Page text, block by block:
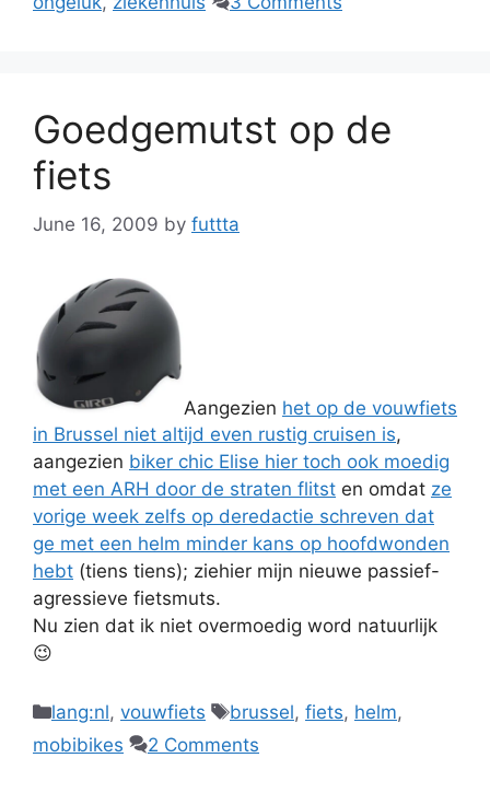
Goedgemutst op de
fiets
June 16, 2009 by futtta
Aangezien het op de vouwfiets
in Brussel niet altijd even rustig cruisen is,
aangezien biker chic Elise hier toch ook moedig
met een ARH door de straten flitst en omdat ze
vorige week zelfs op deredactie schreven dat
ge met een helm minder kans op hoofdwonden
hebt (tiens tiens); ziehier mijn nieuwe passief-
agressieve fietsmuts.
Nu zien dat ik niet overmoedig word natuurlijk
😉
Categories
lang:nl, vouwfiets Tags
brussel, fiets, helm,
mobibikes
2 Comments